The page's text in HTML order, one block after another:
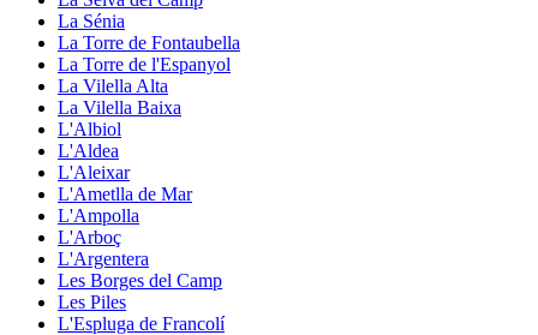
La Sénia
La Torre de Fontaubella
La Torre de l'Espanyol
La Vilella Alta
La Vilella Baixa
L'Albiol
L'Aldea
L'Aleixar
L'Ametlla de Mar
L'Ampolla
L'Arboç
L'Argentera
Les Borges del Camp
Les Piles
L'Espluga de Francolí